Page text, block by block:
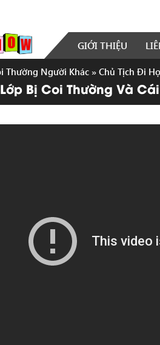
GIỚI THIỆU
Thường Người Khác » Chủ Tịch Đi
Bị Coi Thường Và